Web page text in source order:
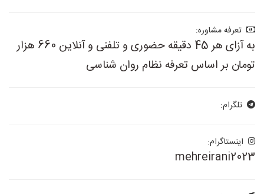
تعرفه مشاوره:
به آزای هر 45 دقیقه حضوری و تلفنی و آنلاین 660 هزار
تومان بر اساس تعرفه نظام روان شناسی
تلگرام:
اینستاگرام:
mehreirani2023